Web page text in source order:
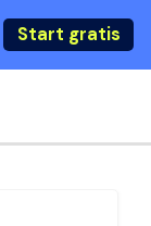
Start gratis